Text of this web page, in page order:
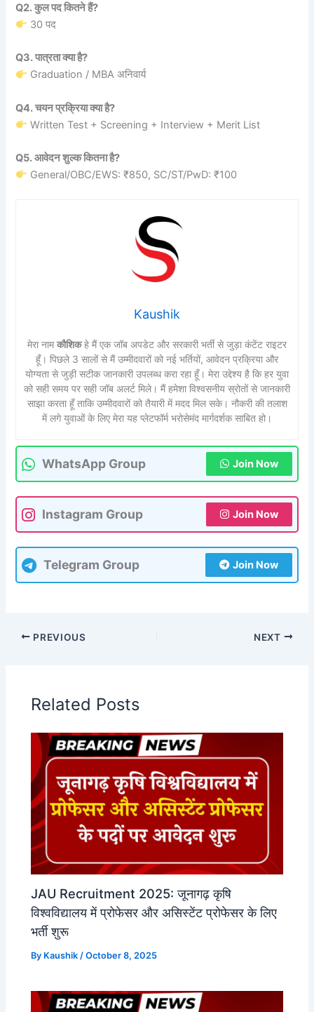
Q2. कुल पद कितने हैं?
30 पद
Q3. पात्रता क्या है?
Graduation / MBA अनिवार्य
Q4. चयन प्रक्रिया क्या है?
Written Test + Screening + Interview + Merit List
Q5. आवेदन शुल्क कितना है?
General/OBC/EWS: ₹850, SC/ST/PwD: ₹100
Kaushik
मेरा नामकौशिकहे मैं एक जॉब अपडेट और सरकारी भर्ती से जुड़ा कंटेंट राइटर
हूँ। पिछले 3 सालों से मैं उम्मीदवारों को नई भर्तियों, आवेदन प्रक्रिया और
योग्यता से जुड़ी सटीक जानकारी उपलब्ध करा रहा हूँ। मेरा उद्देश्य है कि हर युवा
को सही समय पर सही जॉब अलर्ट मिले। मैं हमेशा विश्वसनीय स्रोतों से जानकारी
साझा करता हूँ ताकि उम्मीदवारों को तैयारी में मदद मिल सके। नौकरी की तलाश
में लगे युवाओं के लिए मेरा यह प्लेटफॉर्म भरोसेमंद मार्गदर्शक साबित हो।
WhatsApp Group Join Now
Instagram Group Join Now
Telegram Group Join Now
PREVIOUS NEXT
Related Posts
JAU Recruitment 2025: जूनागढ़ कृषि
विश्वविद्यालय में प्रोफेसर और असिस्टेंट प्रोफेसर के लिए
भर्ती शुरू
By Kaushik/October 8, 2025